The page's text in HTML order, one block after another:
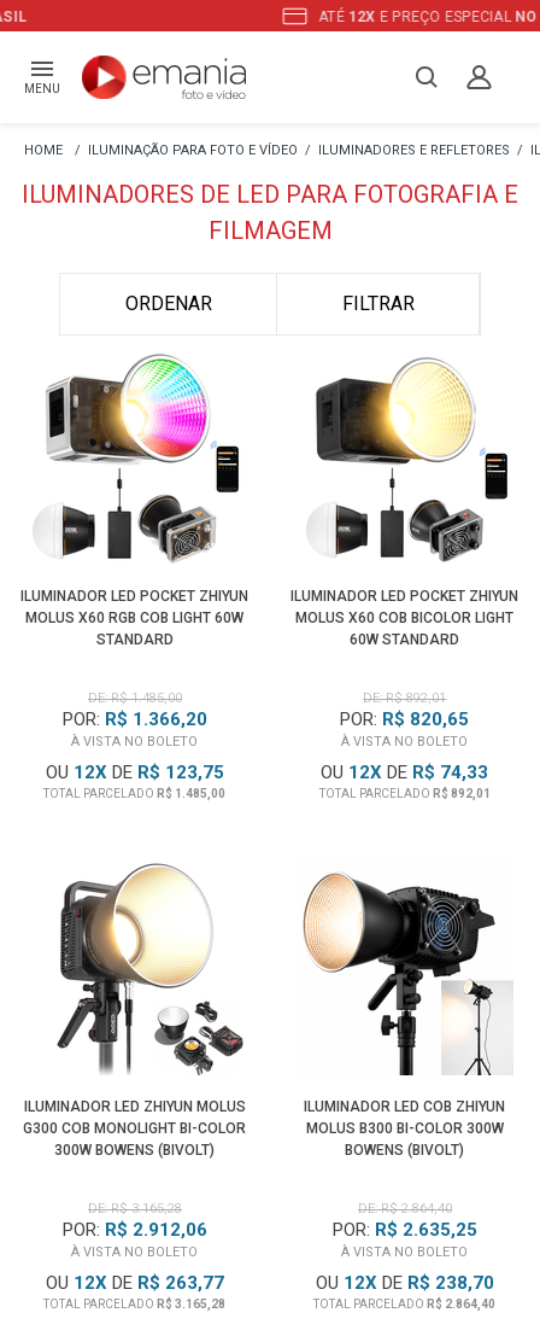
E PREÇO ESPECIALNO BOLETO
MENU
ILUMINAÇÃO PARA FOTO E VÍDEO ILUMINADORES E REFLETORES
ILUMINADORES DE LED PARA FOTOGRAFIA E
FILMAGEM
ORDENAR FILTRAR
ILUMINADOR LED POCKET ZHIYUN
MOLUS X60 RGB COB LIGHT 60W
STANDARD
DE: R$ 1.485,00
POR: R$ 1.366,20
À VISTA NO BOLETO
OU 12XDE R$ 123,75
TOTAL PARCELADO R$ 1.485,00
ILUMINADOR LED POCKET ZHIYUN
MOLUS X60 COB BICOLOR LIGHT
60W STANDARD
DE: R$ 892,01
POR: R$ 820,65
À VISTA NO BOLETO
OU 12X DE R$ 74,33
TOTAL PARCELADO R$ 892,01
ILUMINADOR LED ZHIYUN MOLUS
G300 COB MONOLIGHT BI-COLOR
300W BOWENS (BIVOLT)
DE: R$ 3.165,28
POR: R$ 2.912,06
À VISTA NO BOLETO
OU 12XDE R$ 263,77
TOTAL PARCELADO R$ 3.165,28
ILUMINADOR LED COB ZHIYUN
MOLUS B300 BI-COLOR 300W
BOWENS (BIVOLT)
DE: R$ 2.864,40
POR: R$ 2.635,25
À VISTA NO BOLETO
OU 12XDE R$ 238,70
TOTAL PARCELADO R$ 2.864,40